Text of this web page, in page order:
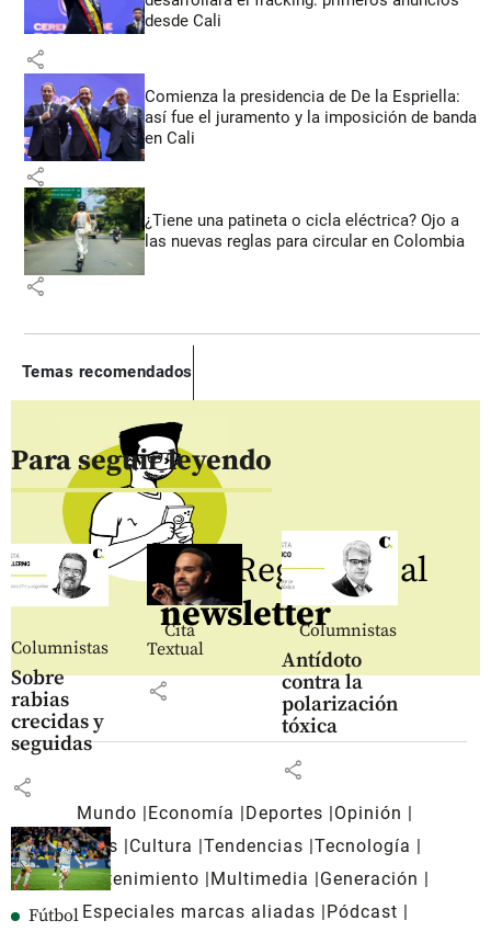
desde Cali
share
Comienza la presidencia de De la Espriella:
así fue el juramento y la imposición de banda
en Cali
share
¿Tiene una patineta o cicla eléctrica? Ojo a
las nuevas reglas para circular en Colombia
share
Temas recomendados
Para seguir leyendo
Columnistas
Sobre
rabias
crecidas y
seguidas
share
Cita
Textual
share
Columnistas
Antídoto
contra la
polarización
tóxica
share
Fútbol
Regístrate al
newsletter
Mundo Economía Deportes
Opinión
Blogs
Cultura Tendencias Tecnología
Entretenimiento
Multimedia
Generación
Especiales marcas aliadas
Pódcast